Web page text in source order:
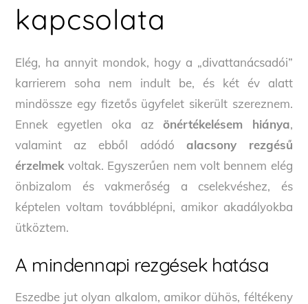
kapcsolata
Elég, ha annyit mondok, hogy a „divattanácsadói”
karrierem soha nem indult be, és két év alatt
mindössze egy fizetős ügyfelet sikerült szereznem.
Ennek egyetlen oka az önértékelésem hiánya,
valamint az ebből adódó alacsony rezgésű
érzelmek voltak. Egyszerűen nem volt bennem elég
önbizalom és vakmerőség a cselekvéshez, és
képtelen voltam továbblépni, amikor akadályokba
ütköztem.
A mindennapi rezgések hatása
Eszedbe jut olyan alkalom, amikor dühös, féltékeny